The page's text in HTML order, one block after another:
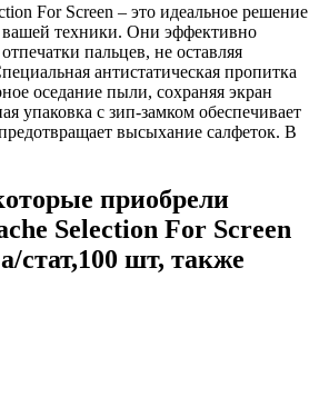
For Screen – это идеальное решение
вашей техники. Они эффективно
пальцев, не оставляя
антистатическая пропитка
оседание пыли, сохраняя экран
упаковка с зип-замком обеспечивает
высыхание салфеток. В
приобрели
Selection For Screen
стат,100 шт, также